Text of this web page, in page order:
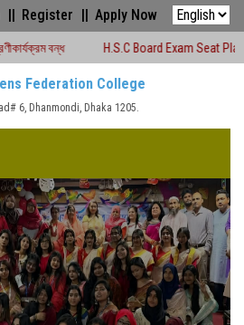
Register Apply Now
H.S.C Board Exam Seat Plan ( TEJGAON
Federation College
6, Dhanmondi, Dhaka 1205.